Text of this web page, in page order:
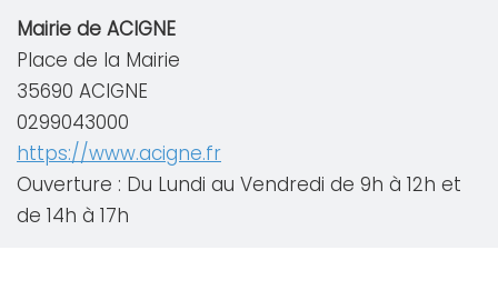
Mairie de ACIGNE
Place de la Mairie
35690 ACIGNE
0299043000
https://www.acigne.fr
Ouverture : Du Lundi au Vendredi de 9h à 12h et
de 14h à 17h